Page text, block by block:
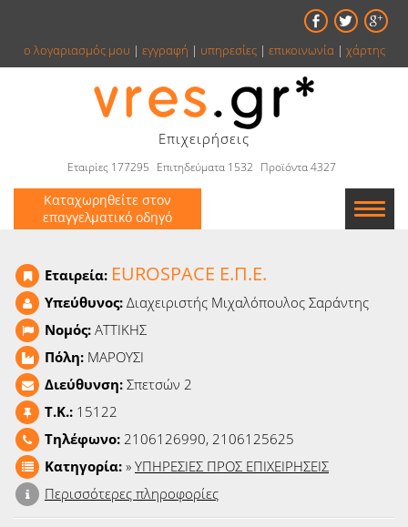
ο λογαριασμός μου | εγγραφή | υπηρεσίες| επικοινωνία| χάρτης
Επιχειρήσεις
Εταιρίες 177295 Επιτηδεύματα 1532 Προϊόντα 4327
Καταχωρηθείτε στον
επαγγελματικό οδηγό
Κατάλογος
Αγγελίες
Βιβλία
Ειδήσεις
Παιχνίδια
Ραδιόφωνο
Εταιρεία: EUROSPACE Ε.Π.Ε.
Υπεύθυνος: Διαχειριστής Μιχαλόπουλος Σαράντης
Νομός: ΑΤΤΙΚΗΣ
Πόλη: ΜΑΡΟΥΣΙ
Διεύθυνση: Σπετσών 2
T.K.: 15122
Τηλέφωνο: 2106126990, 2106125625
Κατηγορία: » ΥΠΗΡΕΣΙΕΣ ΠΡΟΣ ΕΠΙΧΕΙΡΗΣΕΙΣ
Περισσότερες πληροφορίες